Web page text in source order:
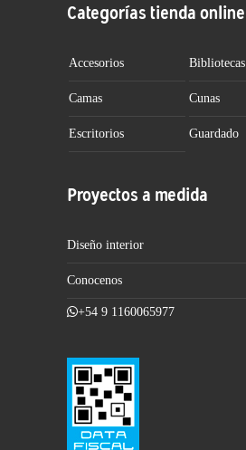
Categorías tienda online
Accesorios Bibliotecas
Camas Cunas
Escritorios Guardado
Proyectos a medida
Diseño interior
Conocenos
+54 9 1160065977